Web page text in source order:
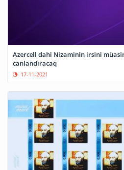
Azercell dahi Nizaminin irsini
canlandıracaq
17-11-2021